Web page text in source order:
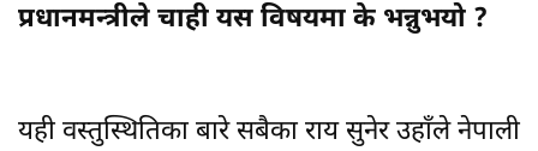
प्रधानमन्त्रीले चाही यस विषयमा के भन्नुभयो ?
यही वस्तुस्थितिका बारे सबैका राय सुनेर उहाँले नेपाली